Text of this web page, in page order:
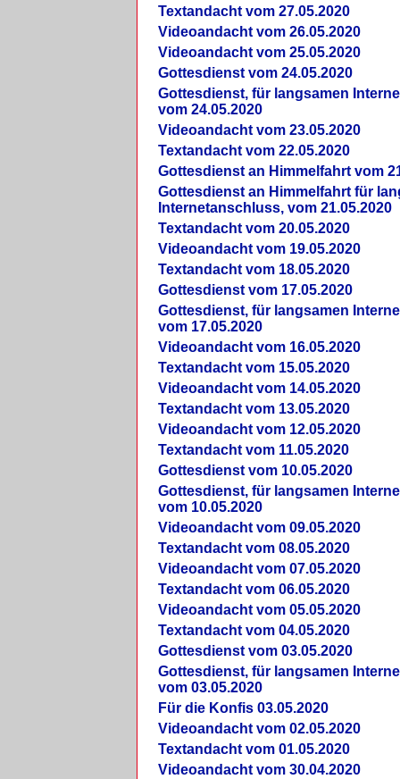
Textandacht vom 27.05.2020
Videoandacht vom 26.05.2020
Videoandacht vom 25.05.2020
Gottesdienst vom 24.05.2020
Gottesdienst, für langsamen
vom 24.05.2020
Videoandacht vom 23.05.2020
Textandacht vom 22.05.2020
Gottesdienst an Himmelfahrt vom
Gottesdienst an Himmelfahrt für
Internetanschluss, vom 21.05.2020
Textandacht vom 20.05.2020
Videoandacht vom 19.05.2020
Textandacht vom 18.05.2020
Gottesdienst vom 17.05.2020
Gottesdienst, für langsamen
vom 17.05.2020
Videoandacht vom 16.05.2020
Textandacht vom 15.05.2020
Videoandacht vom 14.05.2020
Textandacht vom 13.05.2020
Videoandacht vom 12.05.2020
Textandacht vom 11.05.2020
Gottesdienst vom 10.05.2020
Gottesdienst, für langsamen
vom 10.05.2020
Videoandacht vom 09.05.2020
Textandacht vom 08.05.2020
Videoandacht vom 07.05.2020
Textandacht vom 06.05.2020
Videoandacht vom 05.05.2020
Textandacht vom 04.05.2020
Gottesdienst vom 03.05.2020
Gottesdienst, für langsamen
vom 03.05.2020
Für die Konfis 03.05.2020
Videoandacht vom 02.05.2020
Textandacht vom 01.05.2020
Videoandacht vom 30.04.2020